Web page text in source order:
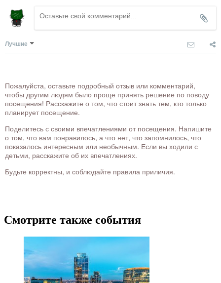
Лучшие
Пожалуйста, оставьте подробный отзыв или комментарий,
чтобы другим людям было проще принять решение по поводу
посещения! Расскажите о том, что стоит знать тем, кто только
планирует посещение.
Поделитесь с своими впечатлениями от посещения. Напишите
о том, что вам понравилось, а что нет, что запомнилось, что
показалось интересным или необычным. Если вы ходили с
детьми, расскажите об их впечатлениях.
Будьте корректны, и соблюдайте правила приличия.
Смотрите также события